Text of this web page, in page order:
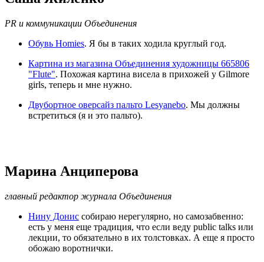
PR и коммуникации Объединения
Обувь Homies. Я бы в таких ходила круглый год.
Картина из магазина Объединения художницы 665806
"Flute". Похожая картина висела в прихожей у Gilmore
girls, теперь и мне нужно.
Двубортное оверсайз пальто Lesyanebo. Мы должны
встретиться (я и это пальто).
Марина Анциперова
главный редактор журнала Объединения
Нину Донис собираю нерегулярно, но самозабвенно:
есть у меня еще традиция, что если веду public talks или
лекции, то обязательно в их толстовках. А еще я просто
обожаю воротнички.